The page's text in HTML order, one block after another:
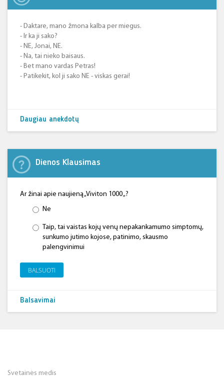
- Daktare, mano žmona kalba per miegus.
- Ir ka ji sako?
- NE, Jonai, NE.
- Na, tai nieko baisaus.
- Bet mano vardas Petras!
- Patikekit, kol ji sako NE - viskas gerai!
Daugiau anekdotų
Dienos Klausimas
Ar žinai apie naujieną „Viviton 1000 „?
Ne
Taip, tai vaistas kojų venų nepakankamumo simptomų,
sunkumo jutimo kojose, patinimo, skausmo
palengvinimui
BALSUOTI
Balsavimai
Svetainės medis